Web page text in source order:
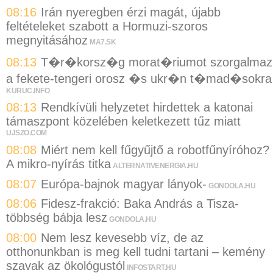
08:16 Irán nyeregben érzi magát, újabb
feltételeket szabott a Hormuzi-szoros
megnyitásához MA7.SK
08:13 T�r�korsz�g morat�riumot szorgalmaz
a fekete-tengeri orosz �s ukr�n t�mad�sokra
KURUC.INFO
08:13 Rendkívüli helyzetet hirdettek a katonai
támaszpont közelében keletkezett tűz miatt
UJSZO.COM
08:08 Miért nem kell fűgyűjtő a robotfűnyíróhoz?
A mikro-nyírás titka ALTERNATIVENERGIA.HU
08:07 Európa-bajnok magyar lányok- GONDOLA.HU
08:06 Fidesz-frakció: Baka András a Tisza-
többség bábja lesz GONDOLA.HU
08:00 Nem lesz kevesebb víz, de az
otthonunkban is meg kell tudni tartani – kemény
szavak az ökológustól INFOSTART.HU